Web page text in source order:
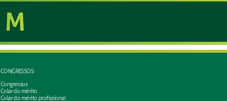
CONGRESSOS
Congressos
Colar do mérito
Colar do mérito profissional